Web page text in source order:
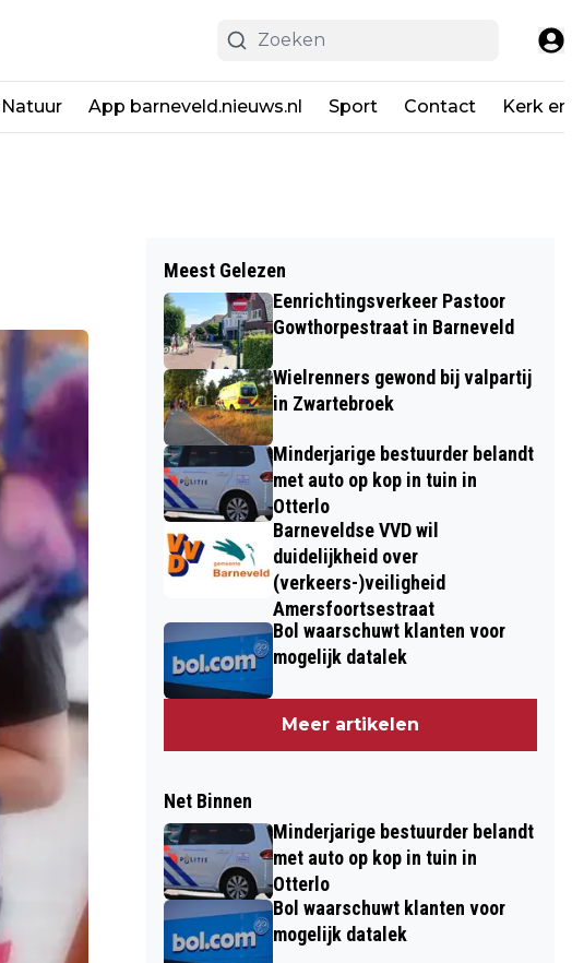
Natuur App barneveld.nieuws.nl Sport Contact Kerk
Meest Gelezen
Eenrichtingsverkeer Pastoor
Gowthorpestraat in Barneveld
Wielrenners gewond bij valpartij
in Zwartebroek
Minderjarige bestuurder belandt
met auto op kop in tuin in
Otterlo
Barneveldse VVD wil
duidelijkheid over
(verkeers-)veiligheid
Amersfoortsestraat
Bol waarschuwt klanten voor
mogelijk datalek
Meer artikelen
Net Binnen
Minderjarige bestuurder belandt
met auto op kop in tuin in
Otterlo
Bol waarschuwt klanten voor
mogelijk datalek